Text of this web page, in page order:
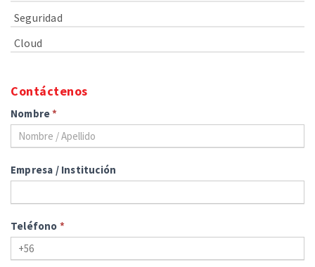
Seguridad
Cloud
Contáctenos
Nombre*
Empresa / Institución
Teléfono *